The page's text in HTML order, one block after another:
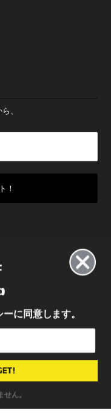
、
プライバシーポリシー
に同意します。
ん。